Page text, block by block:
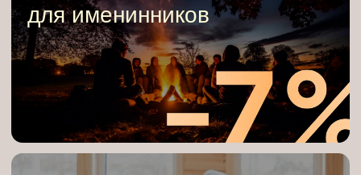
Выбрать домик
Домики
+7 (912) 291-90-
43